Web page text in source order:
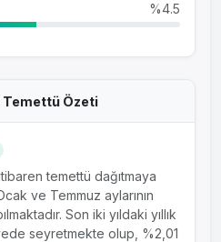
%4.5
Temettü Özeti
temettü dağıtmaya
ve Temmuz aylarının
Son iki yıldaki yıllık
seyretmekte olup, %2,01